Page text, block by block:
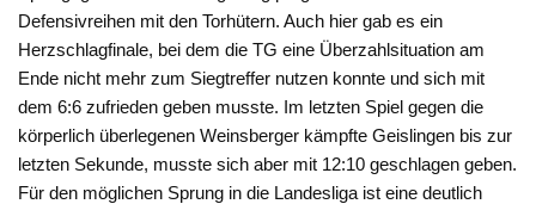
Defensivreihen mit den Torhütern. Auch hier gab es ein
Herzschlagfinale, bei dem die TG eine Überzahlsituation am
Ende nicht mehr zum Siegtreffer nutzen konnte und sich mit
dem 6:6 zufrieden geben musste. Im letzten Spiel gegen die
körperlich überlegenen Weinsberger kämpfte Geislingen bis zur
letzten Sekunde, musste sich aber mit 12:10 geschlagen geben.
Für den möglichen Sprung in die Landesliga ist eine deutlich